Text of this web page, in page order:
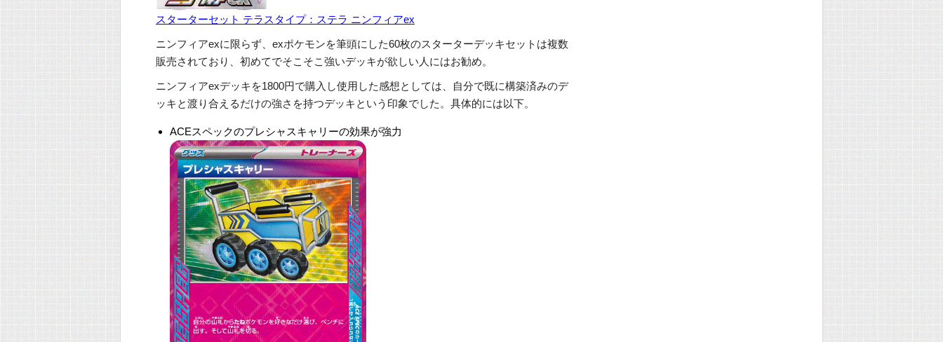
スターターセット テラスタイプ：ステラ ニンフィアex
ニンフィアexに限らず、exポケモンを筆頭にした60枚のスターターデッキセットは複数
販売されており、初めてでそこそこ強いデッキが欲しい人にはお勧め。
ニンフィアexデッキを1800円で購入し使用した感想としては、自分で既に構築済みのデ
ッキと渡り合えるだけの強さを持つデッキという印象でした。具体的には以下。
ACEスペックのプレシャスキャリーの効果が強力